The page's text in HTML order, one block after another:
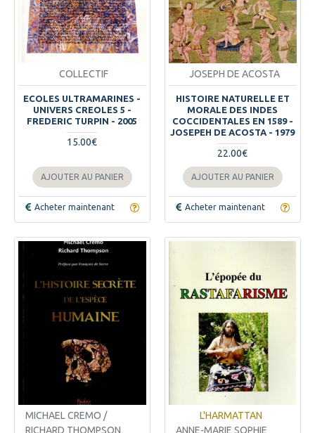
COLLECTIF
ECOLES ULTRAMARINES -
UNIVERS CREOLES 5 -
FREDERIC TURPIN - 2005
15.00€
AJOUTER AU PANIER
Acheter maintenant
JOSEPH DE ACOSTA
HISTOIRE NATURELLE ET
MORALE DES INDES
COCCIDENTALES EN 1589 -
JOSEPEH DE ACOSTA - 1979
22.00€
AJOUTER AU PANIER
Acheter maintenant
MICHAEL CREMO /
RICHARD THOMPSON
L'HARMATTAN
ANNE-MARIE SOPHIE